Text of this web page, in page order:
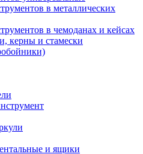
в металлических
в чемоданах и кейсах
керны и стамески
и ящики